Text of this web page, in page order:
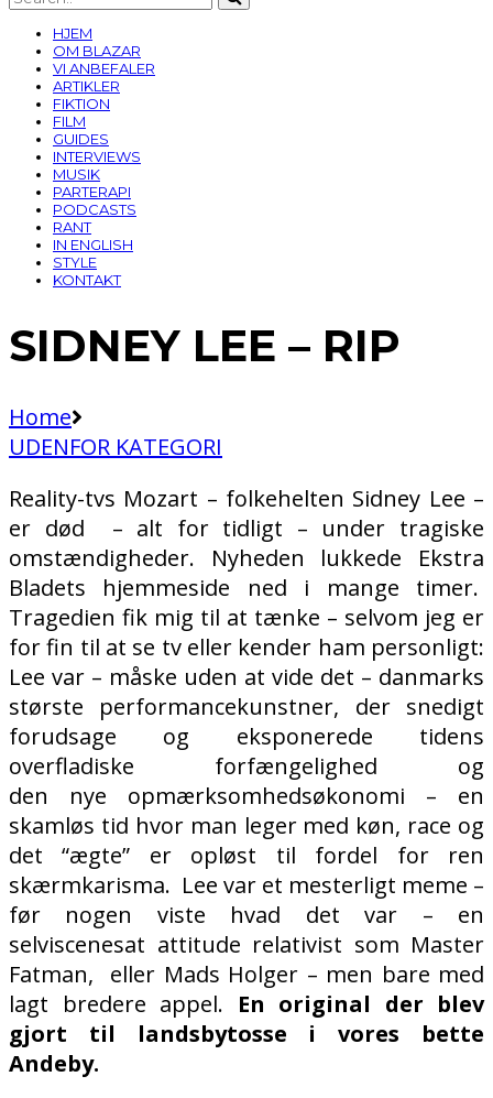
HJEM
OM BLAZAR
VI ANBEFALER
ARTIKLER
FIKTION
FILM
GUIDES
INTERVIEWS
MUSIK
PARTERAPI
PODCASTS
RANT
IN ENGLISH
STYLE
KONTAKT
SIDNEY LEE – RIP
Home
UDENFOR KATEGORI
Reality-tvs Mozart – folkehelten Sidney Lee –
er død
– alt for tidligt – under tragiske
omstændigheder. Nyheden lukkede Ekstra
Bladets hjemmeside ned i mange timer.
Tragedien fik mig til at tænke – selvom jeg er
for fin til at se tv eller kender ham personligt:
Lee var – måske uden at vide det – danmarks
største performancekunstner, der snedigt
forudsage og eksponerede tidens
overfladiske forfængelighed og
den nye opmærksomhedsøkonomi – en
skamløs tid hvor man leger med køn, race og
det “ægte” er opløst til fordel for ren
skærmkarisma. Lee var et mesterligt meme –
før nogen viste hvad det var – en
selviscenesat attitude relativist som Master
Fatman, eller Mads Holger – men bare med
lagt bredere appel. En original der blev
gjort til landsbytosse i vores bette
Andeby.